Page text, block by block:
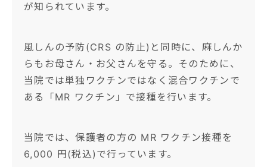
が知られています。
風しんの予防(CRS の防止)と同時に、麻しんか
らもお母さん・お父さんを守る。そのために、
当院では単独ワクチンではなく混合ワクチンで
ある「MR ワクチン」で接種を行います。
当院では、保護者の方の MR ワクチン接種を
6,000 円(税込)で行っています。